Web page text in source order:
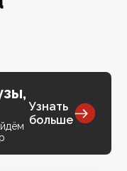
Узнать
больше